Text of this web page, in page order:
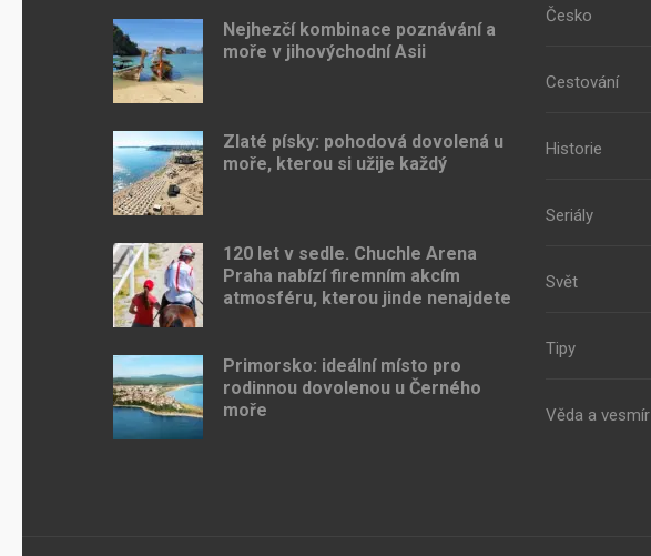
Nejhezčí kombinace poznávání a
moře v jihovýchodní Asii
Zlaté písky: pohodová dovolená u
moře, kterou si užije každý
120 let v sedle. Chuchle Arena
Praha nabízí firemním akcím
atmosféru, kterou jinde nenajdete
Primorsko: ideální místo pro
rodinnou dovolenou u Černého
moře
Česko
Cestování
Historie
Seriály
Svět
Tipy
Věda a vesmír